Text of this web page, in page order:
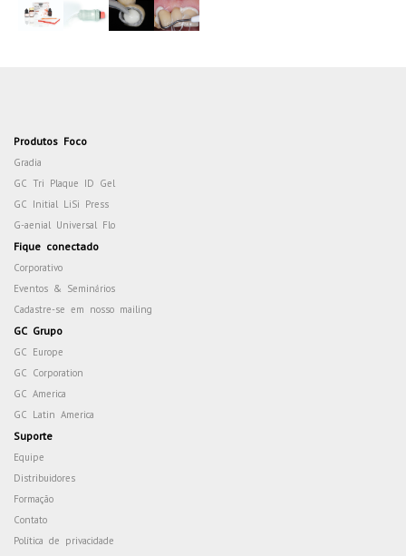
Produtos Foco
Gradia
GC Tri Plaque ID Gel
GC Initial LiSi Press
G-aenial Universal Flo
Fique conectado
Corporativo
Eventos & Seminários
Cadastre-se em nosso mailing
GC Grupo
GC Europe
GC Corporation
GC America
GC Latin America
Suporte
Equipe
Distribuidores
Formação
Contato
Política de privacidade